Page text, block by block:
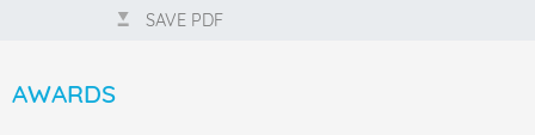
SAVE PDF
AWARDS